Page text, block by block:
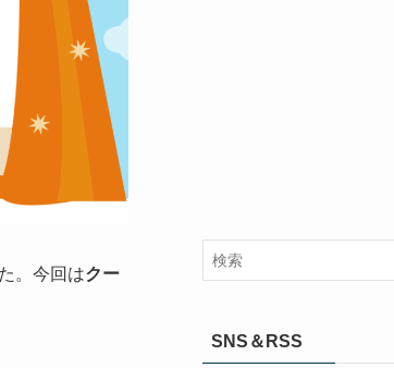
。今回はクー
SNS＆RSS